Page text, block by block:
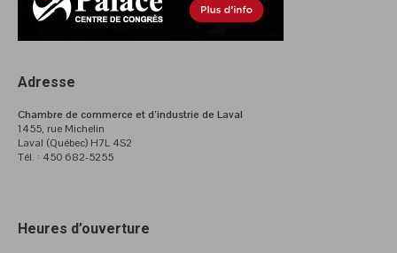
Adresse
Chambre de commerce et d’industrie de Laval
1455, rue Michelin
Laval (Québec) H7L 4S2
Tél. : 450 682-5255
Heures d’ouverture